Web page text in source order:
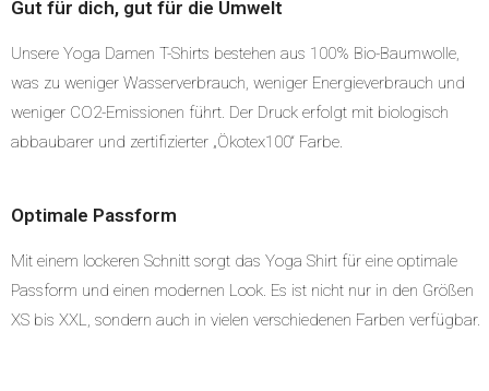
Gut für dich, gut für die Umwelt
Unsere Yoga Damen T-Shirts bestehen aus 100% Bio-Baumwolle,
was zu weniger Wasserverbrauch, weniger Energieverbrauch und
weniger CO2-Emissionen führt. Der Druck erfolgt mit biologisch
abbaubarer und zertifizierter „Ökotex100“ Farbe.
Optimale Passform
Mit einem lockeren Schnitt sorgt das Yoga Shirt für eine optimale
Passform und einen modernen Look. Es ist nicht nur in den Größen
XS bis XXL, sondern auch in vielen verschiedenen Farben verfügbar.